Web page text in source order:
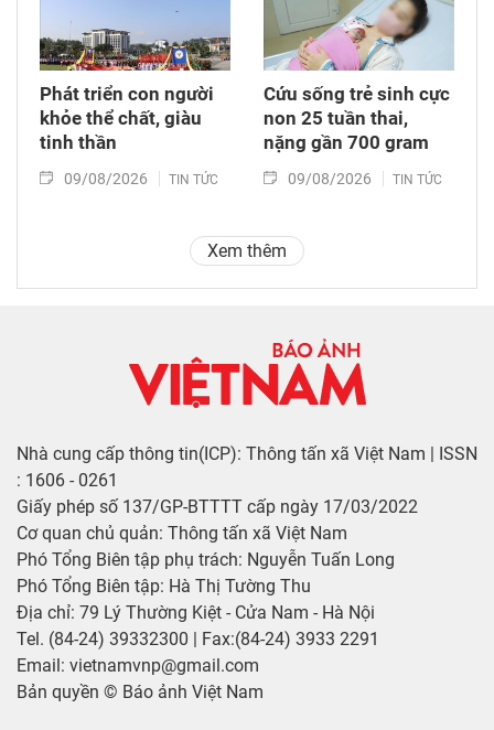
Phát triển con người
khỏe thể chất, giàu
tinh thần
09/08/2026 TIN TỨC
Cứu sống trẻ sinh cực
non 25 tuần thai,
nặng gần 700 gram
09/08/2026 TIN TỨC
Xem thêm
Nhà cung cấp thông tin(ICP): Thông tấn xã Việt Nam | ISSN
: 1606 - 0261
Giấy phép số 137/GP-BTTTT cấp ngày 17/03/2022
Cơ quan chủ quản: Thông tấn xã Việt Nam
Phó Tổng Biên tập phụ trách: Nguyễn Tuấn Long
Phó Tổng Biên tập: Hà Thị Tường Thu
Địa chỉ: 79 Lý Thường Kiệt - Cửa Nam - Hà Nội
Tel. (84-24) 39332300 | Fax:(84-24) 3933 2291
Email: vietnamvnp@gmail.com
Bản quyền © Báo ảnh Việt Nam